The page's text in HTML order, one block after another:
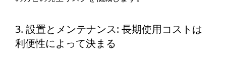
3. 設置とメンテナンス: 長期使用コストは
利便性によって決まる